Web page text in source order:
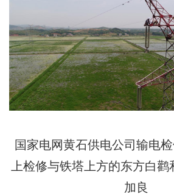
国家电网黄石供电公司输电
上检修与铁塔上方的东方白
加良